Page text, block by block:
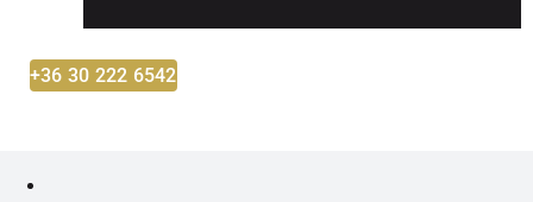
+36 30 222 6542